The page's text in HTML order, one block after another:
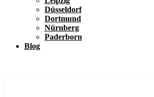
Düsseldorf
Dortmund
Nürnberg
Paderborn
Blog